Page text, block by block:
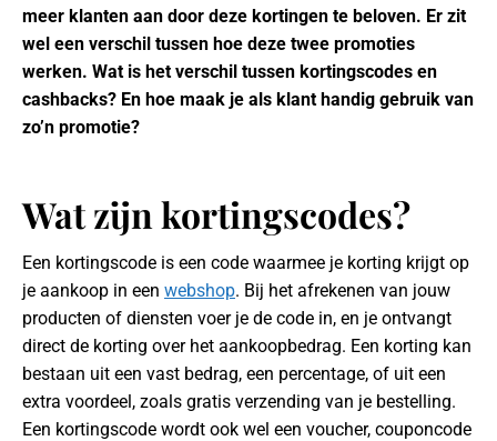
meer klanten aan door deze kortingen te beloven. Er zit
wel een verschil tussen hoe deze twee promoties
werken. Wat is het verschil tussen kortingscodes en
cashbacks? En hoe maak je als klant handig gebruik van
zo’n promotie?
Wat zijn kortingscodes?
Een kortingscode is een code waarmee je korting krijgt op
je aankoop in een webshop. Bij het afrekenen van jouw
producten of diensten voer je de code in, en je ontvangt
direct de korting over het aankoopbedrag. Een korting kan
bestaan uit een vast bedrag, een percentage, of uit een
extra voordeel, zoals gratis verzending van je bestelling.
Een kortingscode wordt ook wel een voucher, couponcode